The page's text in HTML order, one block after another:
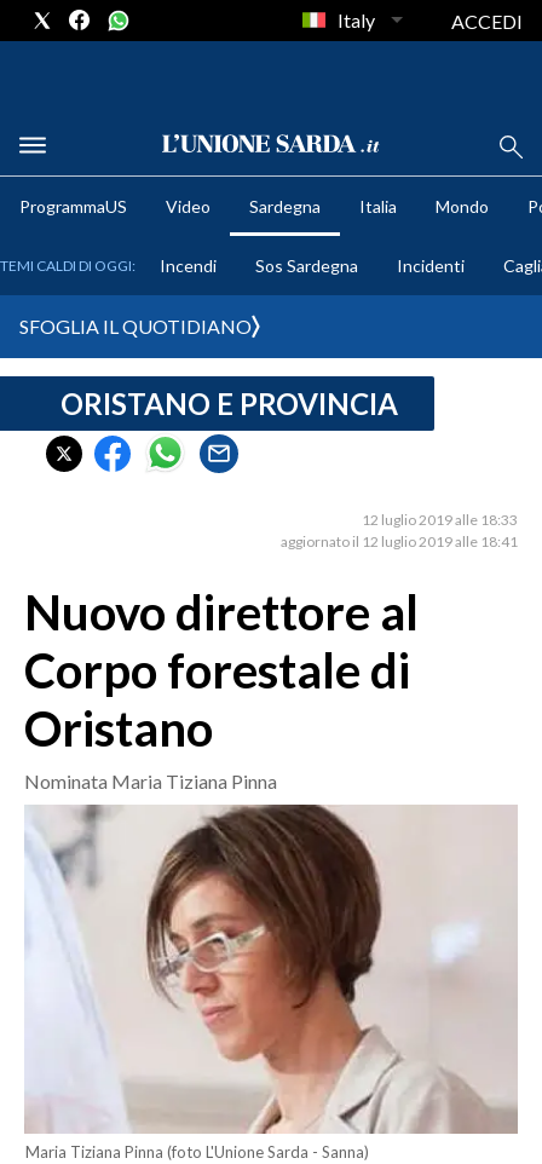
METEO
CRONACA SARDEGNA
CAGLIARI
SASSARI E PROVINCIA
GALLURA
NUORO E PROVINCIA
OGLIASTRA
CRONACA
ITALIA
SERVIZI ALLE IMPRESE
BANDI
Italy ACCEDI
ProgrammaUS Video Sardegna Italia Mondo
TEMI CALDI DI OGGI: Incendi Sos Sardegna Incidenti
SFOGLIA IL QUOTIDIANO
ORISTANO E PROVINCIA
12 luglio 2019 alle 18:33
aggiornato il 12 luglio 2019 alle 18:41
Nuovo direttore al
Corpo forestale di
Oristano
Nominata Maria Tiziana Pinna
Maria Tiziana Pinna (foto L'Unione Sarda - Sanna)